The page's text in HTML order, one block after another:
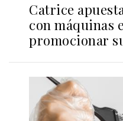
Catrice
con máquinas
promocionar